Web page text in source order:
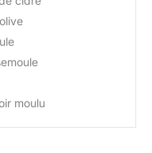
moulu